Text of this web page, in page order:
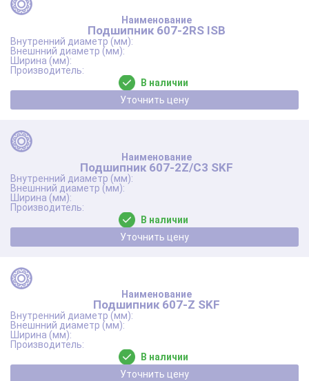
Подшипник 607-2RS ISB
В наличии
Уточнить цену
Подшипник 607-2Z/C3 SKF
В наличии
Уточнить цену
Подшипник 607-Z SKF
В наличии
Уточнить цену